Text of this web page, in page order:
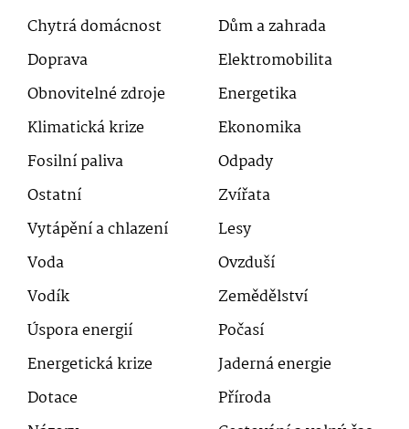
Chytrá domácnost
Dům a zahrada
Doprava
Elektromobilita
Obnovitelné zdroje
Energetika
Klimatická krize
Ekonomika
Fosilní paliva
Odpady
Ostatní
Zvířata
Vytápění a chlazení
Lesy
Voda
Ovzduší
Vodík
Zemědělství
Úspora energií
Počasí
Energetická krize
Jaderná energie
Dotace
Příroda